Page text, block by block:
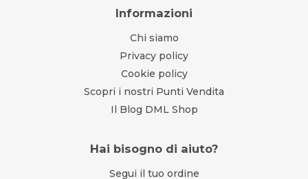
Informazioni
Chi siamo
Privacy policy
Cookie policy
Scopri i nostri Punti Vendita
Il Blog DML Shop
Hai bisogno di aiuto?
Segui il tuo ordine